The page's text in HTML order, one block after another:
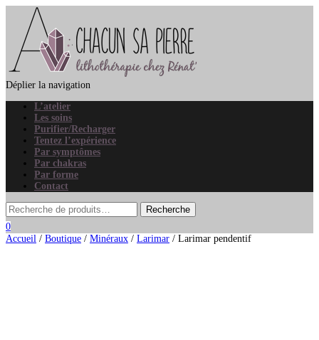
Déplier la navigation
L’atelier
Les soins
Purifier/Recharger
Tentez l’expérience
Par symptômes
Par chakras
Par forme
Contact
0
Accueil / Boutique / Minéraux / Larimar / Larimar pendentif